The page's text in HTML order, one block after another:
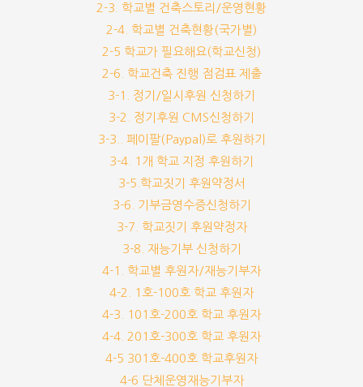
2-3. 학교별 건축스토리/운영현황
2-4. 학교별 건축현황(국가별)
2-5 학교가 필요해요(학교신청)
2-6. 학교건축 진행 점검표 제출
3-1. 정기/일시후원 신청하기
3-2. 정기후원 CMS신청하기
3-3.. 페이팔(Paypal)로 후원하기
3-4. 1개 학교 지정 후원하기
3-5.학교짓기 후원약정서
3-6. 기부금영수증신청하기
3-7. 학교짓기 후원약정자
3-8. 재능기부 신청하기
4-1. 학교별 후원자/재능기부자
4-2. 1호-100호 학교 후원자
4-3. 101호-200호 학교 후원자
4-4. 201호-300호 학교 후원자
4-5 301호-400호 학교후원자
4-6 단체운영재능기부자